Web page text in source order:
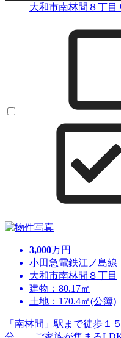
大和市南林間８丁目
3,000万円
小田急電鉄江ノ島
大和市南林間８丁目
建物：80.17㎡
土地：170.4㎡(公簿)
「南林間」駅まで徒歩１